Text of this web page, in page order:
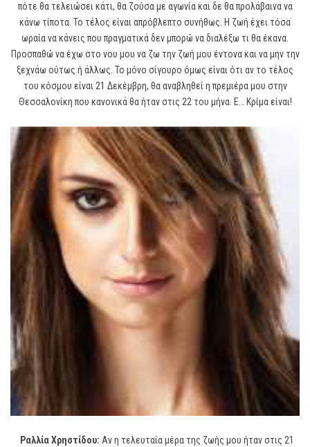
πότε θα τελειώσει κάτι, θα ζούσα με αγωνία και δε θα προλάβαινα να
κάνω τίποτα. Το τέλος είναι απρόβλεπτο συνήθως. Η ζωή έχει τόσα
ωραία να κάνεις που πραγματικά δεν μπορώ να διαλέξω τι θα έκανα.
Προσπαθώ να έχω στο νου μου να ζω την ζωή μου έντονα και να μην την
ξεχνάω ούτως ή άλλως. Το μόνο σίγουρο όμως είναι ότι αν το τέλος
του κόσμου είναι 21 Δεκέμβρη, θα αναβληθεί η πρεμιέρα μου στην
Θεσσαλονίκη που κανονικά θα ήταν στις 22 του μήνα. Ε… Κρίμα είναι!
Ραλλία Χρηστίδου: Αν η τελευταία μέρα της ζωής μου ήταν στις 21